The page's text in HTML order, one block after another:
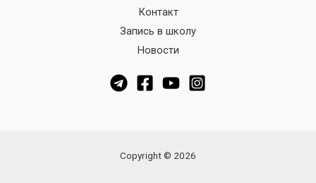
Контакт
Запись в школу
Новости
Copyright © 2026